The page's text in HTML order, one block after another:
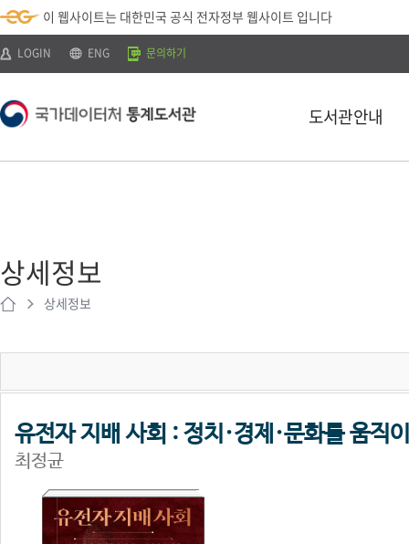
바
로
가
기
가
기
(
s
p
t
o
바
로
가
기
보
바
로
가
이 웹사이트는 대한민국 공식 전자정부 웹사이트 입니다
LOGIN ENG 문의하기
도서관안내
상세정보
상세정보
유전자 지배 사회 : 정치·경제·문화를 움직
최정균